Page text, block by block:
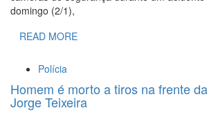
domingo (2/1),
READ MORE
Polícia
Homem é morto a tiros na frente
Jorge Teixeira